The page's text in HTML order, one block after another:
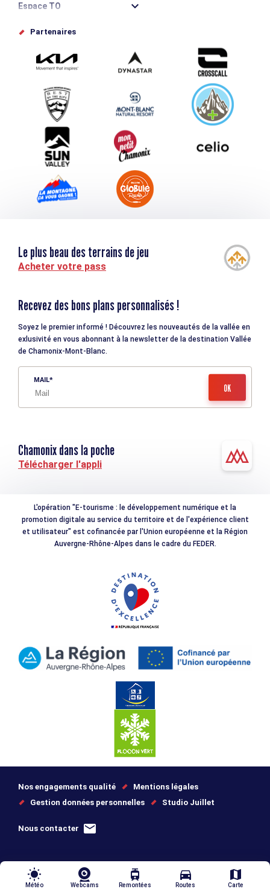
Espace TO
Offices de tourisme
Proposez votre évènement
Service groupes et séminaires
Téléchargements
Tourisme et handicap
Partenaires
Le plus beau des terrains de jeu
Acheter votre pass
Recevez des bons plans personnalisés !
Soyez le premier informé ! Découvrez les nouveautés de la vallée en
exlusivité en vous abonnant à la newsletter de la destination Vallée
de Chamonix-Mont-Blanc.
MAIL
Chamonix dans la poche
Télécharger l'appli
L'opération "E-tourisme : le développement numérique et la
promotion digitale au service du territoire et de l'expérience client
et utilisateur" est cofinancée par l'Union européenne et la Région
Auvergne-Rhône-Alpes dans le cadre du FEDER.
Nos engagements qualité
Mentions légales
Gestion données personnelles
Studio Juillet
Nous contacter
wb_sunny
Météo Webcams
tram
Remontées
directions_car
Routes
map
Carte